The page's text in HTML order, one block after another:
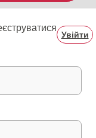
Увійти